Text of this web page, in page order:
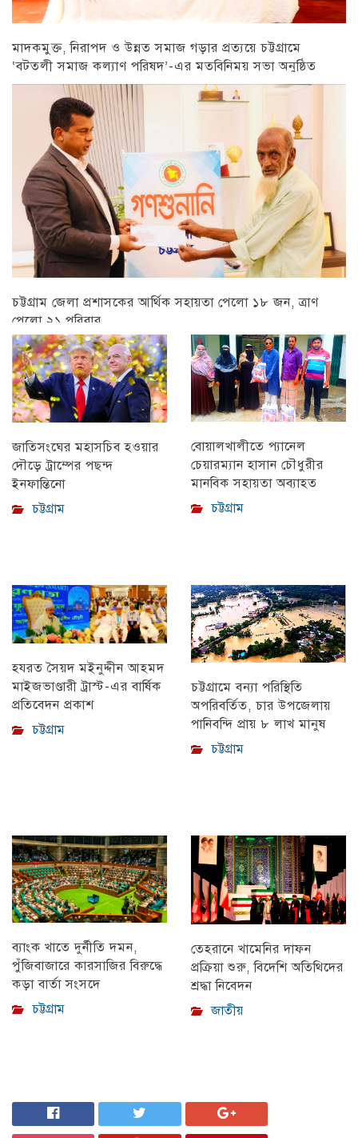
মাদকমুক্ত, নিরাপদ ও উন্নত সমাজ গড়ার প্রত্যয়ে চট্টগ্রামে
‘বটতলী সমাজ কল্যাণ পরিষদ’-এর মতবিনিময় সভা অনুষ্ঠিত
চট্টগ্রাম
চট্টগ্রাম জেলা প্রশাসকের আর্থিক সহায়তা পেলো ১৮ জন, ত্রাণ
পেলো ২১ পরিবার
চট্টগ্রাম
জাতিসংঘের মহাসচিব হওয়ার
দৌড়ে ট্রাম্পের পছন্দ
ইনফান্তিনো
চট্টগ্রাম
বোয়ালখালীতে প্যানেল
চেয়ারম্যান হাসান চৌধুরীর
মানবিক সহায়তা অব্যাহত
চট্টগ্রাম
হযরত সৈয়দ মইনুদ্দীন আহমদ
মাইজভাণ্ডারী ট্রাস্ট-এর বার্ষিক
প্রতিবেদন প্রকাশ
চট্টগ্রাম
চট্টগ্রামে বন্যা পরিস্থিতি
অপরিবর্তিত, চার উপজেলায়
পানিবন্দি প্রায় ৮ লাখ মানুষ
চট্টগ্রাম
ব্যাংক খাতে দুর্নীতি দমন,
পুঁজিবাজারে কারসাজির বিরুদ্ধে
কড়া বার্তা সংসদে
চট্টগ্রাম
তেহরানে খামেনির দাফন
প্রক্রিয়া শুরু, বিদেশি অতিথিদের
শ্রদ্ধা নিবেদন
জাতীয়